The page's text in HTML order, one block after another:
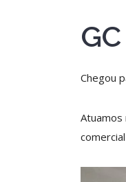
Chegou